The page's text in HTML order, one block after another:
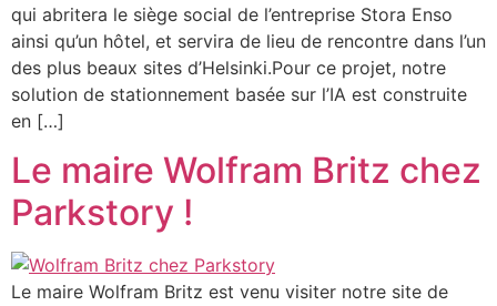
qui abritera le siège social de l’entreprise Stora Enso
ainsi qu’un hôtel, et servira de lieu de rencontre dans l’un
des plus beaux sites d’Helsinki.Pour ce projet, notre
solution de stationnement basée sur l’IA est construite
en […]
Le maire Wolfram Britz chez
Parkstory !
Le maire Wolfram Britz est venu visiter notre site de